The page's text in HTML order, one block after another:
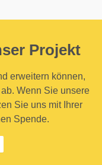
Projekt
erweitern können,
Wenn Sie unsere
Sie uns mit Ihrer
Spende.